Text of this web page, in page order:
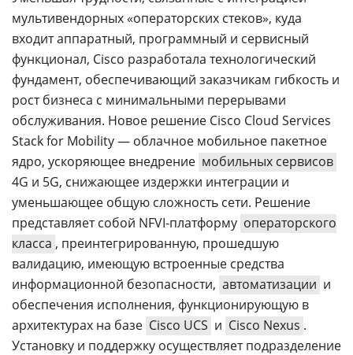
мультивендорных «операторских стеков», куда
входит аппаратный, программный и сервисный
функционал, Cisco разработала технологический
фундамент, обеспечивающий заказчикам гибкость и
рост бизнеса с минимальными перерывами
обслуживания. Новое решение Cisco Cloud Services
Stack for Mobility — облачное мобильное пакетное
ядро, ускоряющее внедрение мобильных сервисов
4G и 5G, снижающее издержки интеграции и
уменьшающее общую сложность сети. Решение
представляет собой NFVI-платформу операторского
класса , преинтегрированную, прошедшую
валидацию, имеющую встроенные средства
информационной безопасности, автоматизации и
обеспечения исполнения, функционирующую в
архитектурах на базе Cisco UCS и Cisco Nexus .
Установку и поддержку осуществляет подразделение